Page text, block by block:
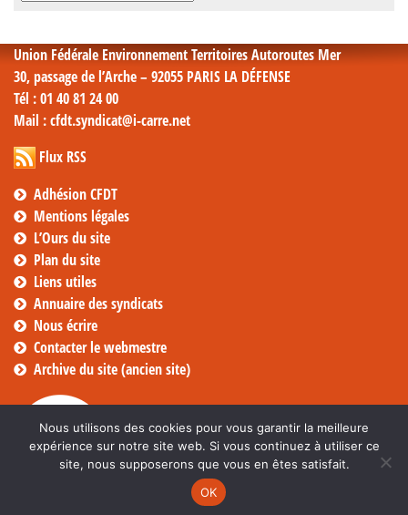
Union Fédérale Environnement Territoires Autoroutes Mer
30, passage de l’Arche – 92055 PARIS LA DÉFENSE
Tél : 01 40 81 24 00
Mail : cfdt.syndicat@i-carre.net
Flux RSS
Adhésion CFDT
Mentions légales
L’Ours du site
Plan du site
Liens utiles
Annuaire des syndicats
Nous écrire
Contacter le webmestre
Archive du site (ancien site)
Nous utilisons des cookies pour vous garantir la meilleure
expérience sur notre site web. Si vous continuez à utiliser ce
site, nous supposerons que vous en êtes satisfait.
OK